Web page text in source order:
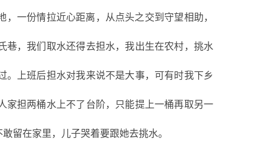
一份情拉近心距离，从点头之交到守望相助，
巷，我们取水还得去担水，我出生在农村，挑水
上班后担水对我来说不是大事，可有时我下乡
家担两桶水上不了台阶，只能提上一桶再取另一
留在家里，儿子哭着要跟她去挑水。